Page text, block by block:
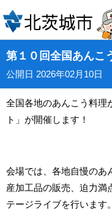
第１０回全国あんこ
公開日 2026年02月10日
全国各地のあんこう料理
ト」が開催します！
会場では、各地自慢のあ
産加工品の販売、迫力満
テージライブを行います